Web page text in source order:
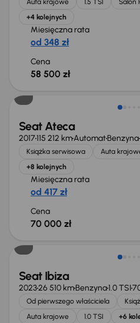
Auta krajowe 1.5 TSI Salon
+4 kolejnych
Miesięczna rata
od 348 zł
Cena
58 500 zł
Seat Ateca
2017115 212 kmAutomatBenzyna
Książka serwisowa Auta
+8 kolejnych
Miesięczna rata
od 417 zł
Cena
70 000 zł
Seat Ibiza
202326 510 kmBenzyna1.0 TSI
Od pierwszego właściciela
Auta krajowe
1.0 TSI +6